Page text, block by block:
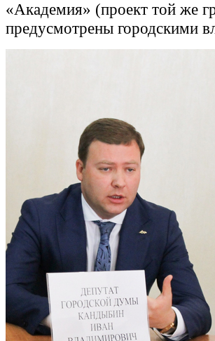
«Академия» (проект той же
предусмотрены городскими